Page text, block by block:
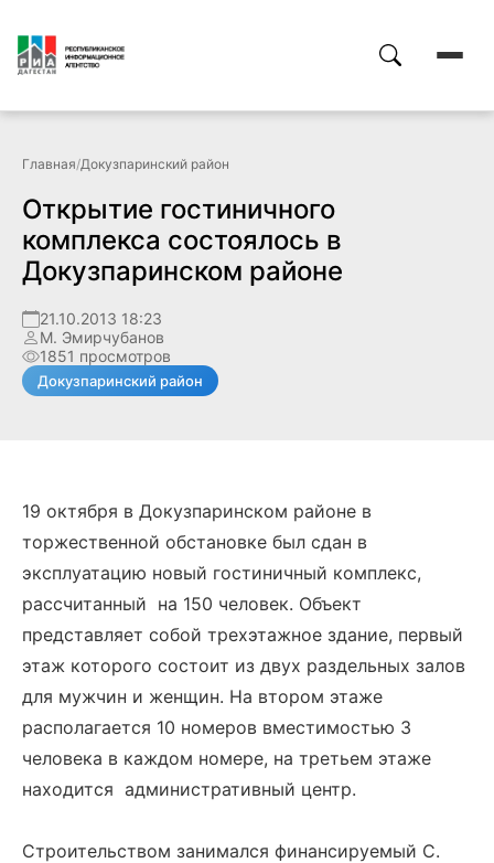
Главная/Докузпаринский район
Открытие гостиничного
комплекса состоялось в
Докузпаринском районе
21.10.2013 18:23
М. Эмирчубанов
1851 просмотров
Докузпаринский район
19 октября в Докузпаринском районе в
торжественной обстановке был сдан в
эксплуатацию новый гостиничный комплекс,
рассчитанный на 150 человек. Объект
представляет собой трехэтажное здание, первый
этаж которого состоит из двух раздельных залов
для мужчин и женщин. На втором этаже
располагается 10 номеров вместимостью 3
человека в каждом номере, на третьем этаже
находится административный центр.
Строительством занимался финансируемый С.